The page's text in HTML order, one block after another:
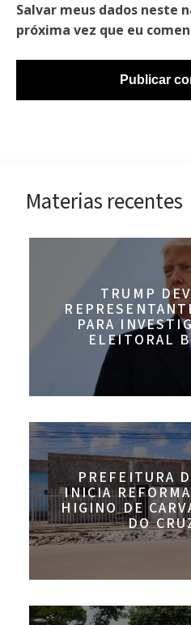
Salvar meus dados neste
próxima vez que eu
Materias recentes
TRUMP
PARA
ELEITORAL
PREFEITURA
INICIA
HIGINO DE
DO